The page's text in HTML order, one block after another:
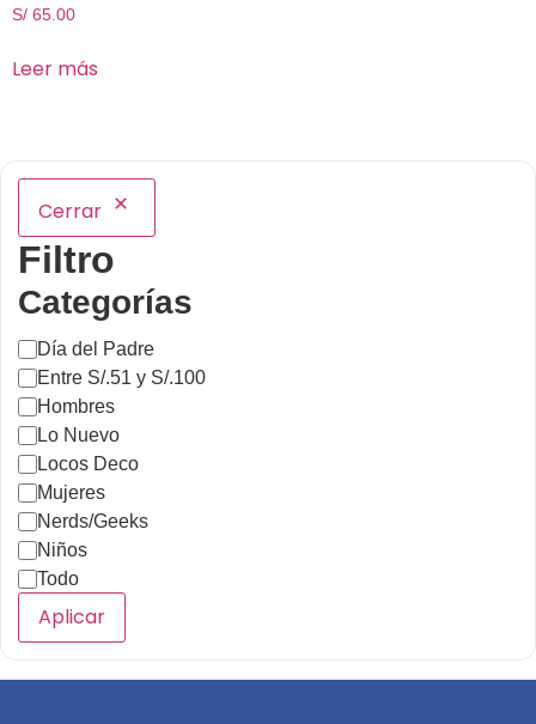
S/ 65.00
Leer más
Cerrar
Filtro
Categorías
Día del Padre
Entre S/.51 y S/.100
Hombres
Lo Nuevo
Locos Deco
Mujeres
Nerds/Geeks
Niños
Todo
Aplicar